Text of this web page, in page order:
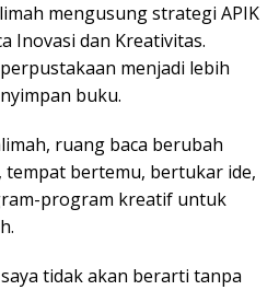
mengusung strategi APIK
Inovasi dan Kreativitas.
menjadi lebih
buku.
ruang baca berubah
tempat bertemu, bertukar ide,
program kreatif untuk
tidak akan berarti tanpa